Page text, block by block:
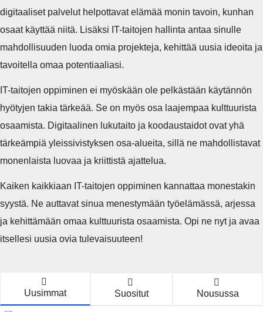
digitaaliset palvelut helpottavat elämää monin tavoin, kunhan
osaat käyttää niitä. Lisäksi IT-taitojen hallinta antaa sinulle
mahdollisuuden luoda omia projekteja, kehittää uusia ideoita ja
tavoitella omaa potentiaaliasi.
IT-taitojen oppiminen ei myöskään ole pelkästään käytännön
hyötyjen takia tärkeää. Se on myös osa laajempaa kulttuurista
osaamista. Digitaalinen lukutaito ja koodaustaidot ovat yhä
tärkeämpiä yleissivistyksen osa-alueita, sillä ne mahdollistavat
monenlaista luovaa ja kriittistä ajattelua.
Kaiken kaikkiaan IT-taitojen oppiminen kannattaa monestakin
syystä. Ne auttavat sinua menestymään työelämässä, arjessa
ja kehittämään omaa kulttuurista osaamista. Opi ne nyt ja avaa
itsellesi uusia ovia tulevaisuuteen!
Uusimmat Suositut Nousussa